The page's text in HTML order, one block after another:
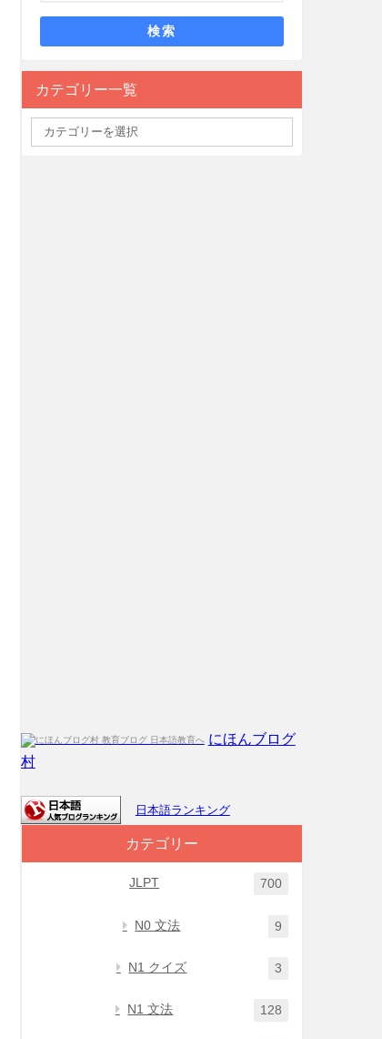
検索
カテゴリー一覧
にほんブログ
村
日本語ランキング
カテゴリー
JLPT 700
N0 文法 9
N1 クイズ 3
N1 文法 128